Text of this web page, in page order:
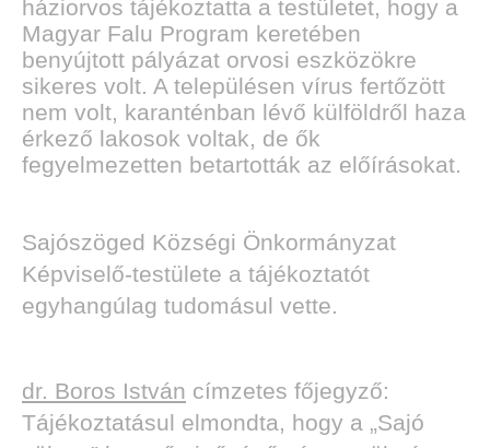
háziorvos tájékoztatta a testületet, hogy a
Magyar Falu Program keretében
benyújtott pályázat orvosi eszközökre
sikeres volt. A településen vírus fertőzött
nem volt, karanténban lévő külföldről haza
érkező lakosok voltak, de ők
fegyelmezetten betartották az előírásokat.
Sajószöged Községi Önkormányzat
Képviselő-testülete a tájékoztatót
egyhangúlag tudomásul vette.
dr. Boros István címzetes főjegyző:
Tájékoztatásul elmondta, hogy a „Sajó